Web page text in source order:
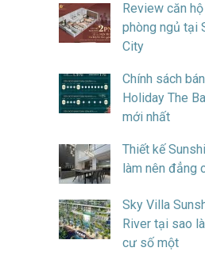
Review căn
phòng ngủ tại
City
Chính sách
Holiday The
mới nhất
Thiết kế
làm nên đẳng
Sky Villa
River tại sao
cư số một